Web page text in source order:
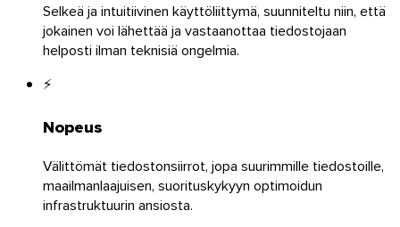
iOS
Selkeä ja intuitiivinen käyttöliittymä, suunniteltu niin, että
jokainen voi lähettää ja vastaanottaa tiedostojaan
helposti ilman teknisiä ongelmia.
⚡
Nopeus
Välittömät tiedostonsiirrot, jopa suurimmille tiedostoille,
maailmanlaajuisen, suorituskykyyn optimoidun
infrastruktuurin ansiosta.